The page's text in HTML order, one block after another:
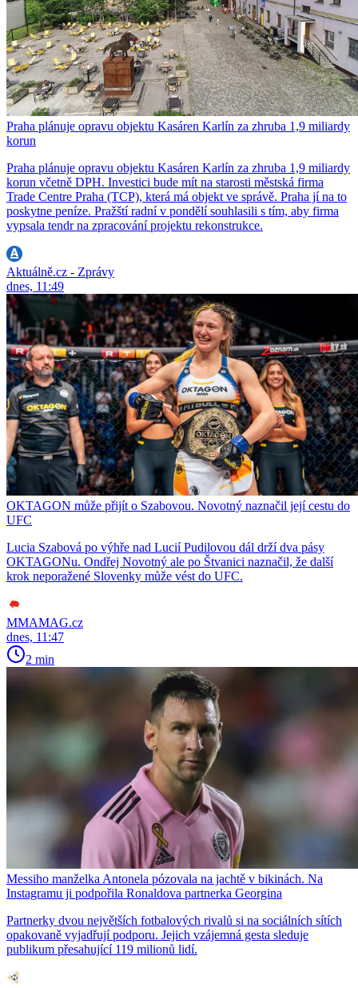
Praha plánuje opravu objektu Kasáren Karlín za zhruba 1,9 miliardy
korun
Praha plánuje opravu objektu Kasáren Karlín za zhruba 1,9 miliardy
korun včetně DPH. Investici bude mít na starosti městská firma
Trade Centre Praha (TCP), která má objekt ve správě. Praha jí na to
poskytne peníze. Pražští radní v pondělí souhlasili s tím, aby firma
vypsala tendr na zpracování projektu rekonstrukce.
Aktuálně.cz - Zprávy
dnes, 11:49
OKTAGON může přijít o Szabovou. Novotný naznačil její cestu do
UFC
Lucia Szabová po výhře nad Lucií Pudilovou dál drží dva pásy
OKTAGONu. Ondřej Novotný ale po Štvanici naznačil, že další
krok neporažené Slovenky může vést do UFC.
MMAMAG.cz
dnes, 11:47
2 min
Messiho manželka Antonela pózovala na jachtě v bikinách. Na
Instagramu ji podpořila Ronaldova partnerka Georgina
Partnerky dvou největších fotbalových rivalů si na sociálních sítích
opakovaně vyjadřují podporu. Jejich vzájemná gesta sleduje
publikum přesahující 119 milionů lidí.